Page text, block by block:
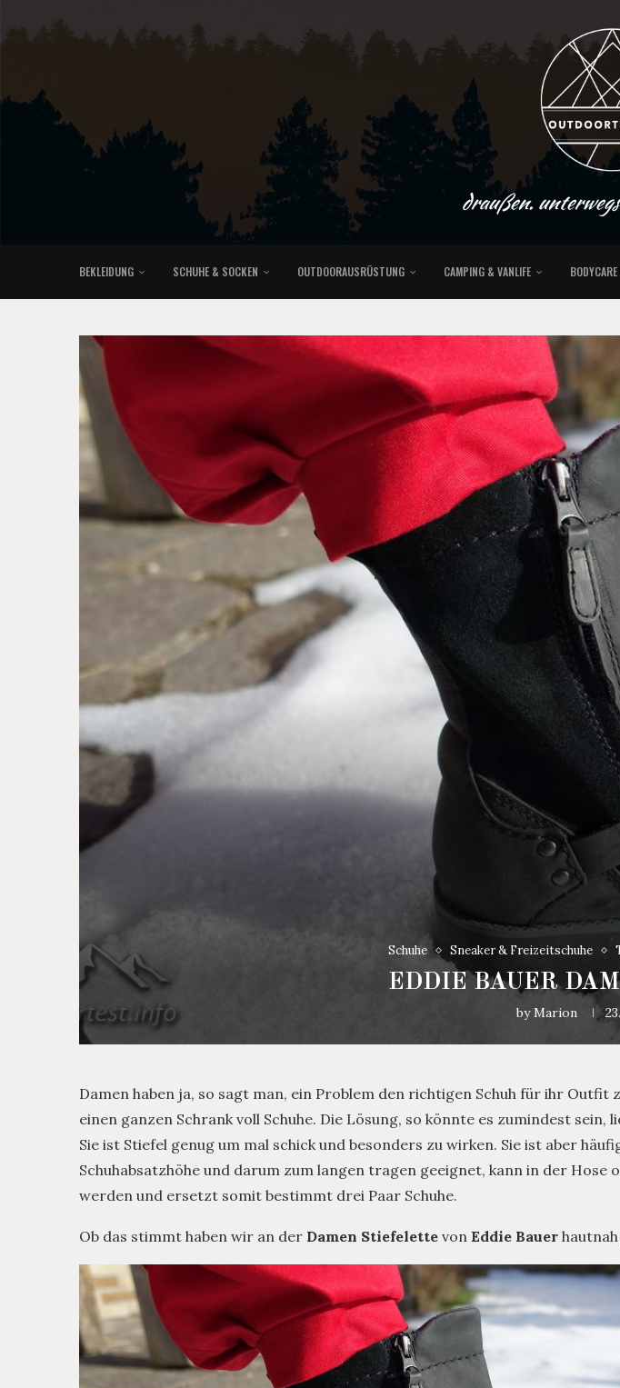
draußen.
BEKLEIDUNG SCHUHE & SOCKEN OUTDOORAUSRÜSTUNG CAMPING & VANLIFE
Schuhe Sneaker & Freizeitschuhe
EDDIE BAUER
byMarion
Damen haben ja, so sagt man, ein Problem den richtigen Schuh für ihr Outfit
einen ganzen Schrank voll Schuhe. Die Lösung, so könnte es zumindest sein,
Sie ist Stiefel genug um mal schick und besonders zu wirken. Sie ist aber
Schuhabsatzhöhe und darum zum langen tragen geeignet, kann in der Hose
werden und ersetzt somit bestimmt drei Paar Schuhe.
Ob das stimmt haben wir an der Damen Stiefelette von Eddie Bauer